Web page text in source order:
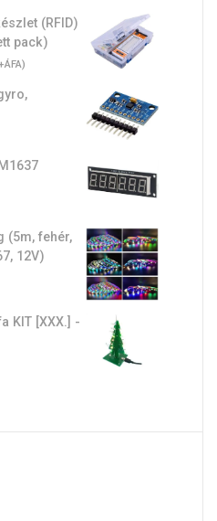
(RFID)
pack)
(5m, fehér,
12V)
KIT [XXX.] -